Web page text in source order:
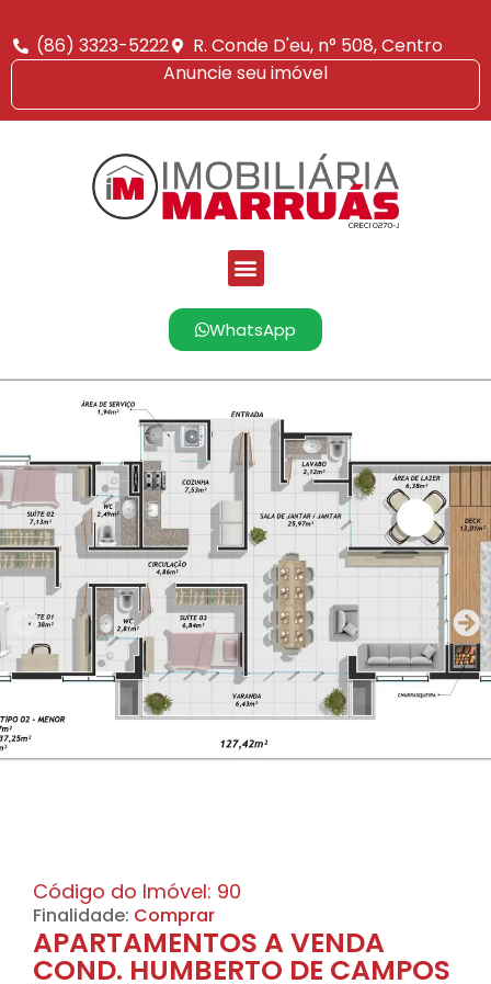
(86) 3323-5222
R. Conde D'eu, n° 508, Centro
Anuncie seu imóvel
WhatsApp
Código do Imóvel: 90
Finalidade: Comprar
APARTAMENTOS A VENDA
COND. HUMBERTO DE CAMPOS